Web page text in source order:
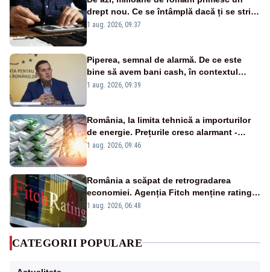
drept nou. Ce se întâmplă dacă ți se strică
un produs
1 aug. 2026, 09:37
Piperea, semnal de alarmă. De ce este
bine să avem bani cash, în contextul
alertei energetice?
1 aug. 2026, 09:39
România, la limita tehnică a importurilor
de energie. Prețurile cresc alarmant -
Analiză Realitatea Plus
1 aug. 2026, 09:46
România a scăpat de retrogradarea
economiei. Agenția Fitch menține ratingul
„BBB-” cu perspectivă negativă
1 aug. 2026, 06:48
CATEGORII POPULARE